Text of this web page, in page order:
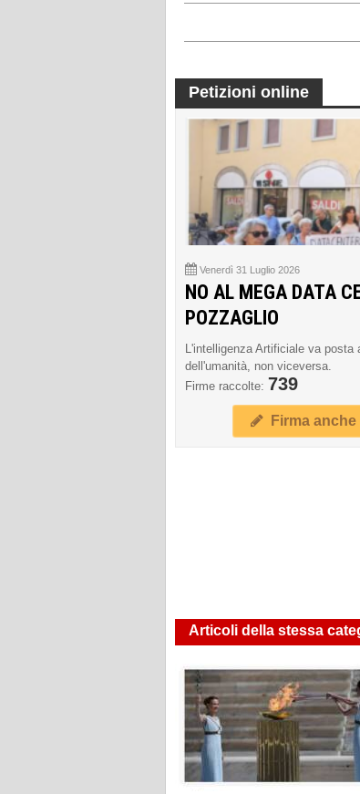
Petizioni online
Venerdì 31 Luglio 2026
NO AL MEGA DATA
POZZAGLIO
L'intelligenza Artificiale va posta
dell'umanità, non viceversa.
Firme raccolte: 739
Firma anche
Articoli della stessa